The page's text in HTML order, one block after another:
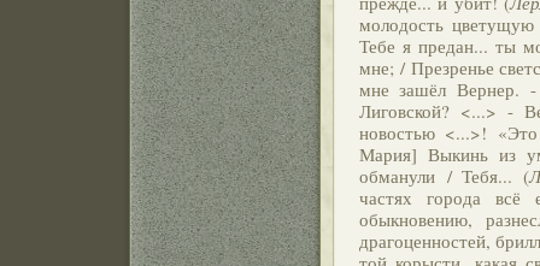
молодость
Тебе я предан... ты
мне; / Презренье
мне зашёл Вернер.
Лиговской? <...> -
новостью <...>!
Мария] Выкинь из
обманули / Тебя... (
частях города всё
обыкновению,
драгоценностей,